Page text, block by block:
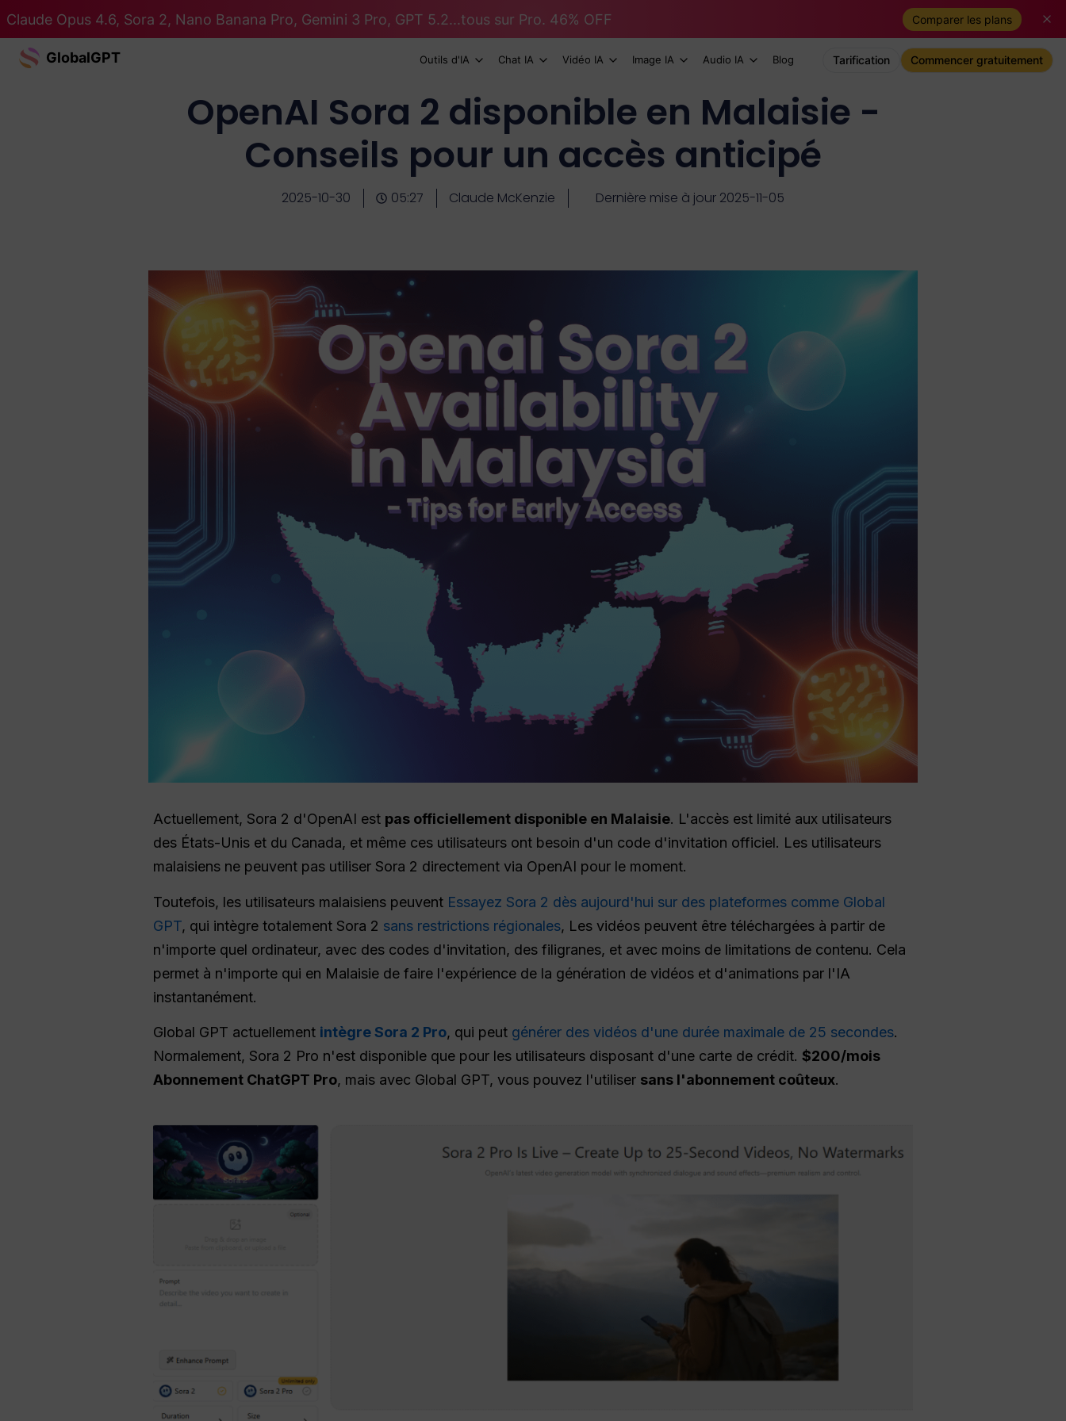
Claude Opus 4.6, Sora 2, Nano Banana Pro, Gemini 3 Pro, GPT 5.2...tous sur Pro. 46% OFF Comparer les plans
GlobalGPT Outils d'IA Chat IA Vidéo IA Image IA Audio IA Blog Tarification Commencer gratuitement
OpenAI Sora 2 disponible en Malaisie -
Conseils pour un accès anticipé
2025-10-30 05:27 Claude McKenzie Dernière mise à jour 2025-11-05
Actuellement, Sora 2 d'OpenAI est pas officiellement disponible en Malaisie. L'accès est limité aux utilisateurs
des États-Unis et du Canada, et même ces utilisateurs ont besoin d'un code d'invitation officiel. Les utilisateurs
malaisiens ne peuvent pas utiliser Sora 2 directement via OpenAI pour le moment.
Toutefois, les utilisateurs malaisiens peuvent Essayez Sora 2 dès aujourd'hui sur des plateformes comme Global
GPT, qui intègre totalement Sora 2 sans restrictions régionales, Les vidéos peuvent être téléchargées à partir de
n'importe quel ordinateur, avec des codes d'invitation, des filigranes, et avec moins de limitations de contenu. Cela
permet à n'importe qui en Malaisie de faire l'expérience de la génération de vidéos et d'animations par l'IA
instantanément.
Global GPT actuellement intègre Sora 2 Pro, qui peut générer des vidéos d'une durée maximale de 25 secondes.
Normalement, Sora 2 Pro n'est disponible que pour les utilisateurs disposant d'une carte de crédit. $200/mois
Abonnement ChatGPT Pro, mais avec Global GPT, vous pouvez l'utiliser sans l'abonnement coûteux.